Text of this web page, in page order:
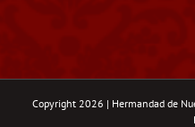
Copyright 2026 | Hermandad de